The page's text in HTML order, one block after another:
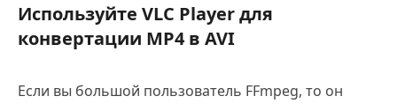
Используйте VLC Player для
конвертации MP4 в AVI
Если вы большой пользователь FFmpeg, то он